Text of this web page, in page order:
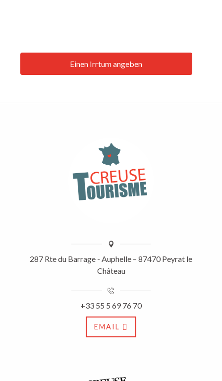
Einen Irrtum angeben
287 Rte du Barrage - Auphelle – 87470 Peyrat le
Château
+33 55 5 69 76 70
EMAIL